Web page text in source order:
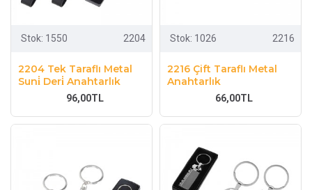
Stok: 1550 2204
2204 Tek Taraflı Metal
Suni̇ Deri̇ Anahtarlık
96,00TL
Stok: 1026 2216
2216 Çift Taraflı Metal
Anahtarlık
66,00TL